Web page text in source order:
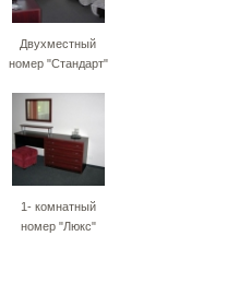
Двухместный
номер "Стандарт"
1- комнатный
номер "Люкс"